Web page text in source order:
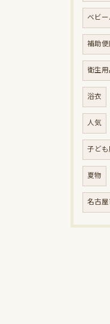
ベビ
補助
衛生
浴衣
人気
子ど
夏物
名古